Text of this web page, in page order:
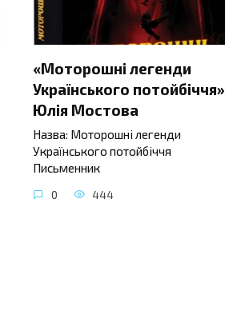
«Моторошні легенди
Українського потойбіччя»
Юлія Мостова
Назва: Моторошні легенди
Українського потойбіччя
Письменник
0 444